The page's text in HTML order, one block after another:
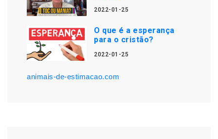
2022-01-25
O que é a esperança
para o cristão?
2022-01-25
animais-de-estimacao.com